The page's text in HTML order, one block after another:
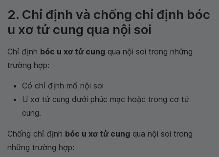
2. Chỉ định và chống chỉ định bóc
u xơ tử cung qua nội soi
Chỉ định bóc u xơ tử cung qua nội soi trong những
trường hợp:
Có chỉ định mổ nội soi
U xơ tử cung dưới phúc mạc hoặc trong cơ tử
cung.
Chống chỉ định bóc u xơ tử cung qua nội soi trong
những trường hợp: